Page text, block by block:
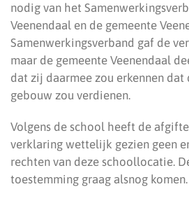
nodig van het
Veenendaal en de gemeente
Samenwerkingsverband gaf de
maar de gemeente Veenendaal
dat zij daarmee zou erkennen dat
gebouw zou verdienen.
Volgens de school heeft de
verklaring wettelijk gezien geen
rechten van deze schoollocatie.
toestemming graag alsnog komen.